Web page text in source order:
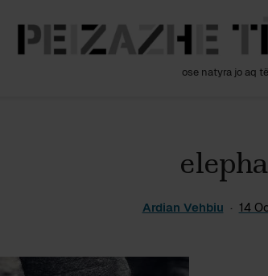
ose natyra jo aq
Ardian Vehbiu 14